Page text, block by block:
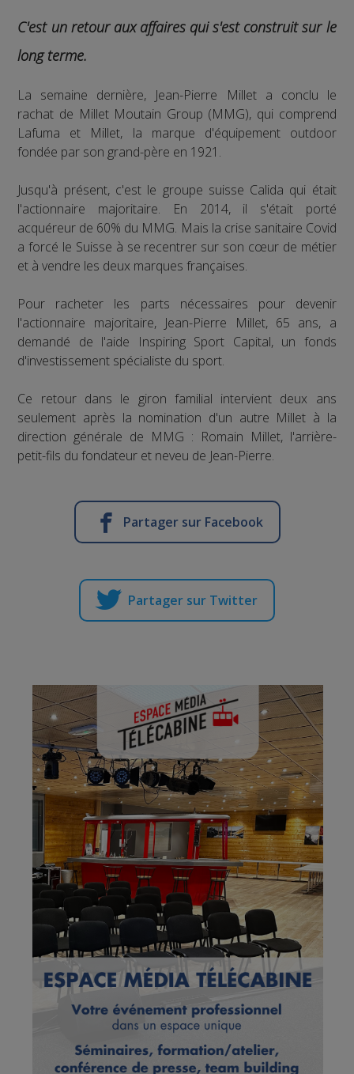
C'est un retour aux affaires qui s'est construit sur le
long terme.
La semaine dernière, Jean-Pierre Millet a conclu le
rachat de Millet Moutain Group (MMG), qui comprend
Lafuma et Millet, la marque d'équipement outdoor
fondée par son grand-père en 1921.
Jusqu'à présent, c'est le groupe suisse Calida qui était
l'actionnaire majoritaire. En 2014, il s'était porté
acquéreur de 60% du MMG. Mais la crise sanitaire Covid
a forcé le Suisse à se recentrer sur son cœur de métier
et à vendre les deux marques françaises.
Pour racheter les parts nécessaires pour devenir
l'actionnaire majoritaire, Jean-Pierre Millet, 65 ans, a
demandé de l'aide Inspiring Sport Capital, un fonds
d'investissement spécialiste du sport.
Ce retour dans le giron familial intervient deux ans
seulement après la nomination d'un autre Millet à la
direction générale de MMG : Romain Millet, l'arrière-
petit-fils du fondateur et neveu de Jean-Pierre.
Partager sur Facebook
Partager sur Twitter